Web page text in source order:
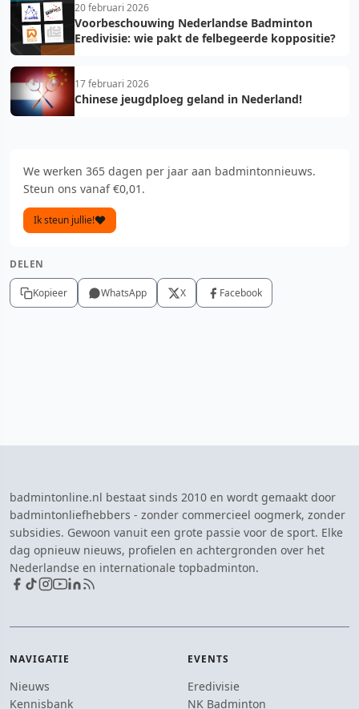
20 februari 2026
Voorbeschouwing Nederlandse Badminton
Eredivisie: wie pakt de felbegeerde koppositie?
17 februari 2026
Chinese jeugdploeg geland in Nederland!
We werken 365 dagen per jaar aan badmintonnieuws.
Steun ons vanaf €0,01.
Ik steun jullie!
DELEN
Kopieer WhatsApp X Facebook
badmintonline.nl bestaat sinds 2010 en wordt gemaakt door
badmintonliefhebbers - zonder commercieel oogmerk, zonder
subsidies. Gewoon vanuit een grote passie voor de sport. Elke
dag opnieuw nieuws, profielen en achtergronden over het
Nederlandse en internationale topbadminton.
NAVIGATIE
Nieuws
Kennisbank
EVENTS
Eredivisie
NK Badminton